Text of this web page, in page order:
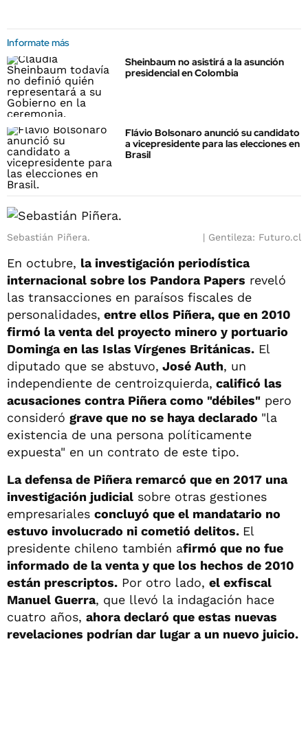
Informate más
Sheinbaum no asistirá a la asunción
presidencial en Colombia
Flávio Bolsonaro anunció su candidato
a vicepresidente para las elecciones en
Brasil
Sebastián Piñera. Gentileza: Futuro.cl
En octubre, la investigación periodística
internacional sobre los Pandora Papers reveló
las transacciones en paraísos fiscales de
personalidades, entre ellos Piñera, que en 2010
firmó la venta del proyecto minero y portuario
Dominga en las Islas Vírgenes Británicas. El
diputado que se abstuvo, José Auth, un
independiente de centroizquierda, calificó las
acusaciones contra Piñera como "débiles" pero
consideró grave que no se haya declarado "la
existencia de una persona políticamente
expuesta" en un contrato de este tipo.
La defensa de Piñera remarcó que en 2017 una
investigación judicial sobre otras gestiones
empresariales concluyó que el mandatario no
estuvo involucrado ni cometió delitos. El
presidente chileno también afirmó que no fue
informado de la venta y que los hechos de 2010
están prescriptos. Por otro lado, el exfiscal
Manuel Guerra, que llevó la indagación hace
cuatro años, ahora declaró que estas nuevas
revelaciones podrían dar lugar a un nuevo juicio.